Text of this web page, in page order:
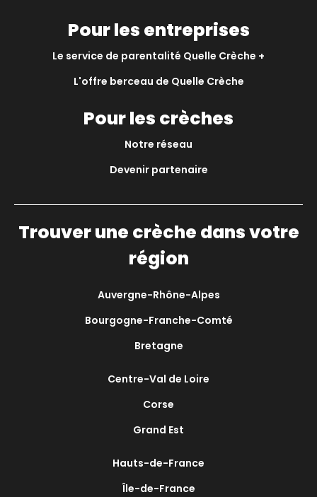
Pour les entreprises
Le service de parentalité Quelle Crèche +
L'offre berceau de Quelle Crèche
Pour les crèches
Notre réseau
Devenir partenaire
Trouver une crèche dans votre
région
Auvergne-Rhône-Alpes
Bourgogne-Franche-Comté
Bretagne
Centre-Val de Loire
Corse
Grand Est
Hauts-de-France
Île-de-France